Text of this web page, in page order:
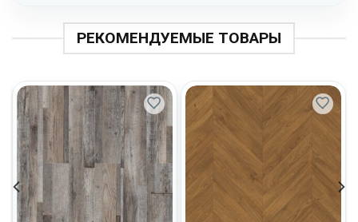
РЕКОМЕНДУЕМЫЕ ТОВАРЫ